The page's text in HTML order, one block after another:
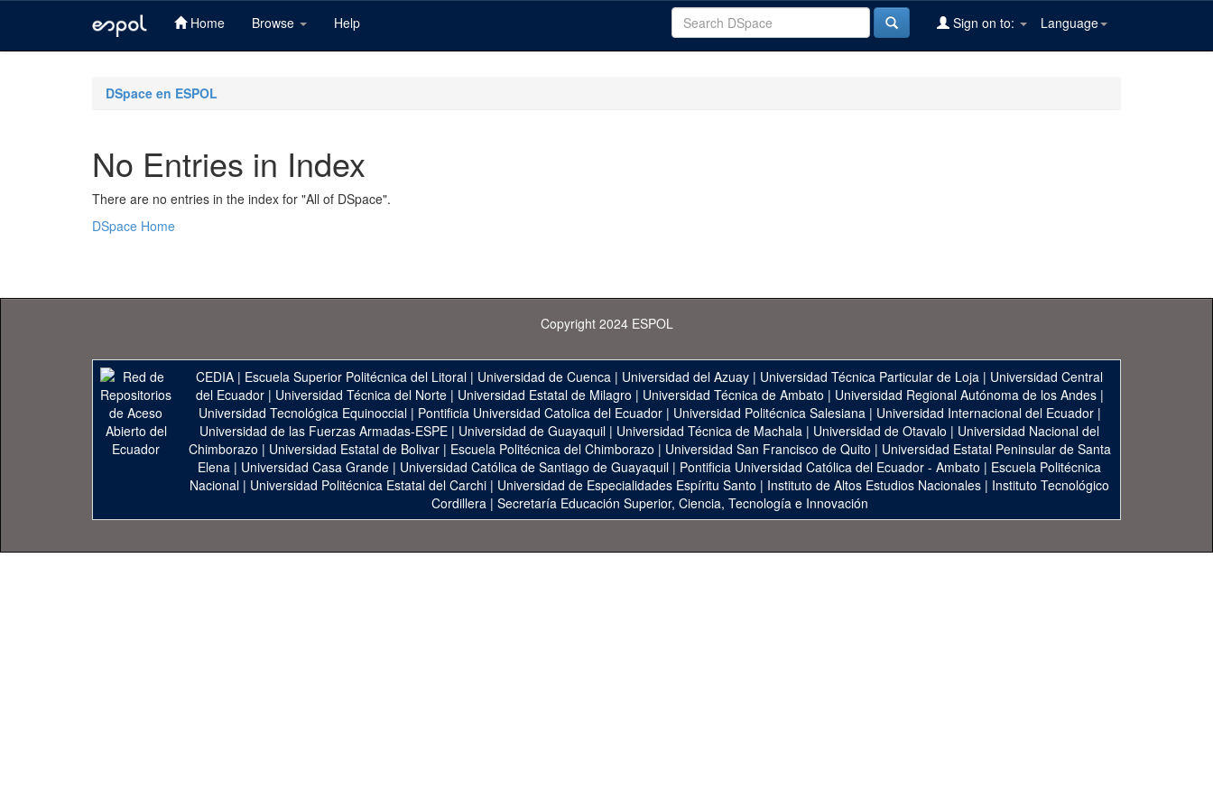
Home Browse Help Language
Sign on to:
DSpace en ESPOL
No Entries in Index
There are no entries in the index for "All of DSpace".
DSpace Home
Copyright 2024 ESPOL
CEDIA | Escuela Superior Politécnica del Litoral | Universidad de Cuenca | Universidad del Azuay | Universidad Técnica Particular de Loja | Universidad Central
del Ecuador| Universidad Técnica del Norte| Universidad Estatal de Milagro | Universidad Técnica de Ambato | Universidad Regional Autónoma de los Andes|
Universidad Tecnológica Equinoccial| Pontificia Universidad Catolica del Ecuador| Universidad Politécnica Salesiana| Universidad Internacional del Ecuador|
Universidad de las Fuerzas Armadas-ESPE | Universidad de Guayaquil | Universidad Técnica de Machala | Universidad de Otavalo | Universidad Nacional del
Chimborazo | Universidad Estatal de Bolivar| Escuela Politécnica del Chimborazo | Universidad San Francisco de Quito | Universidad Estatal Peninsular de Santa
Elena | Universidad Casa Grande | Universidad Católica de Santiago de Guayaquil | Pontificia Universidad Católica del Ecuador - Ambato | Escuela Politécnica
Nacional | Universidad Politécnica Estatal del Carchi | Universidad de Especialidades Espíritu Santo | Instituto de Altos Estudios Nacionales | Instituto Tecnológico
Cordillera| Secretaría Educación Superior, Ciencia, Tecnología e Innovación